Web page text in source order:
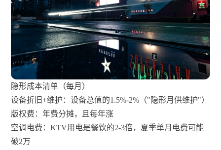
隐形成本清单（每月）
设备折旧+维护：设备总值的1.5%-2%（"隐形月供维护"）
版权费：年费分摊，且每年涨
空调电费：KTV用电是餐饮的2-3倍，夏季单月电费可能
破2万